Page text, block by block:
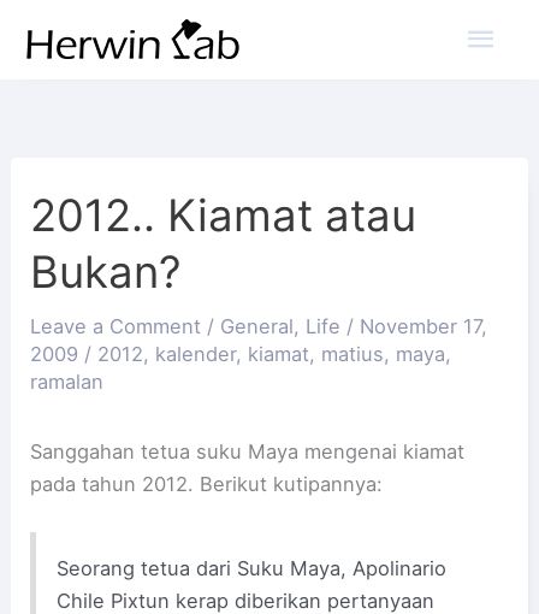
2012.. Kiamat atau
Bukan?
Leave a Comment / General, Life / November 17,
2009 / 2012, kalender, kiamat, matius, maya,
ramalan
Sanggahan tetua suku Maya mengenai kiamat
pada tahun 2012. Berikut kutipannya:
Seorang tetua dari Suku Maya, Apolinario
Chile Pixtun kerap diberikan pertanyaan